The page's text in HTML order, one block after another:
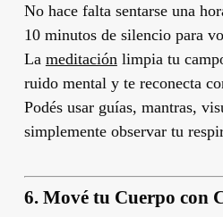
No hace falta sentarse una
10 minutos de silencio para
La meditación limpia tu
ruido mental y te reconecta
Podés usar guías, mantras,
simplemente observar tu
6. Mové tu Cuerpo con